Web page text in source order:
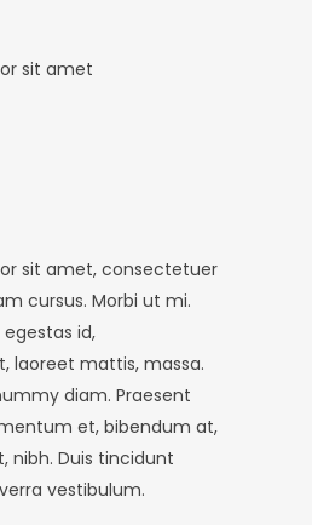
sit amet
sit amet, consectetuer
cursus. Morbi ut mi.
id,
laoreet mattis, massa.
diam. Praesent
et, bibendum at,
nibh. Duis tincidunt
vestibulum.